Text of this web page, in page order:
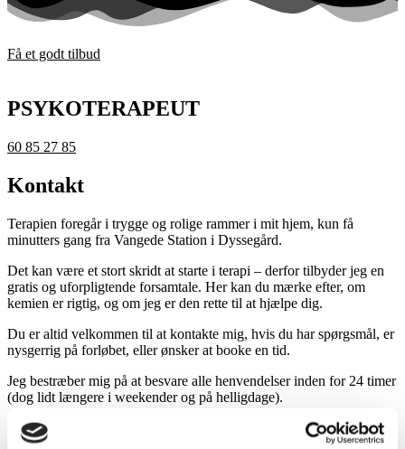
Få et godt tilbud
PSYKOTERAPEUT
60 85 27 85
Kontakt
Terapien foregår i trygge og rolige rammer i mit hjem, kun få
minutters gang fra Vangede Station i Dyssegård.
Det kan være et stort skridt at starte i terapi – derfor tilbyder jeg en
gratis og uforpligtende forsamtale. Her kan du mærke efter, om
kemien er rigtig, og om jeg er den rette til at hjælpe dig.
Du er altid velkommen til at kontakte mig, hvis du har spørgsmål, er
nysgerrig på forløbet, eller ønsker at booke en tid.
Jeg bestræber mig på at besvare alle henvendelser inden for 24 timer
(dog lidt længere i weekender og på helligdage).
Jeg ser frem til at høre fra dig.